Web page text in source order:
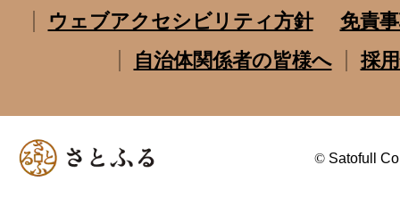
ウェブアクセシビリティ方針
免責
自治体関係者の皆様へ
採
© Satofull